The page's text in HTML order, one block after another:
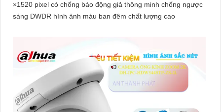
×1520 pixel có chống báo động giả thông minh chống ngược
sáng DWDR hình ảnh màu ban đêm chất lượng cao